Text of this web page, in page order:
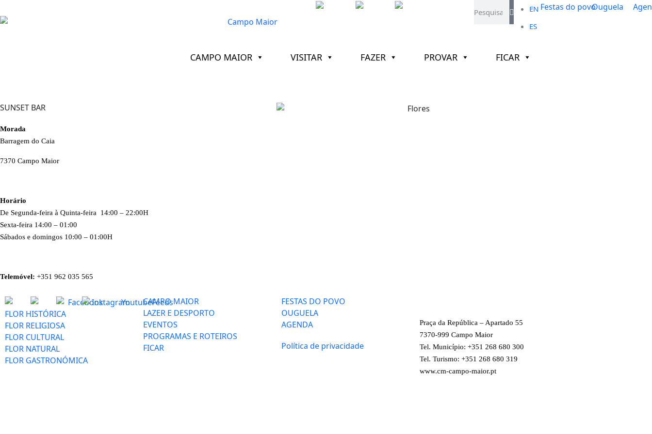
EN
ES
CAMPO MAIOR VISITAR FAZER PROVAR FICAR
SUNSET BAR
Morada
Barragem do Caia
7370 Campo Maior
Horário
De Segunda-feira à Quinta-feira 14:00 – 22:00H
Sexta-feira 14:00 – 01:00
Sábados e domingos 10:00 – 01:00H
Telemóvel: +351 962 035 565
FLOR HISTÓRICA
FLOR RELIGIOSA
FLOR CULTURAL
FLOR NATURAL
FLOR GASTRONÓMICA
CAMPO MAIOR
LAZER E DESPORTO
EVENTOS
PROGRAMAS E ROTEIROS
FICAR
FESTAS DO POVO
OUGUELA
AGENDA
Política de privacidade
Praça da República – Apartado 55
7370-999 Campo Maior
Tel. Município: +351 268 680 300
Tel. Turismo: +351 268 680 319
www.cm-campo-maior.pt